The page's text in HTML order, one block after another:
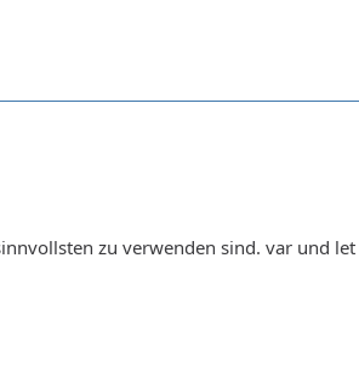
zu verwenden sind. var und